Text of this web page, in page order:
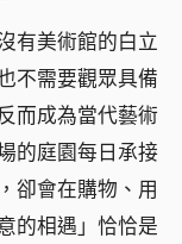
有美術館的白立
不需要觀眾具備
而成為當代藝術
的庭園每日承接
卻會在購物、用
的相遇」恰恰是